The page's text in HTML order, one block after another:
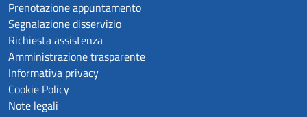
Prenotazione appuntamento
Segnalazione disservizio
Richiesta assistenza
Amministrazione trasparente
Informativa privacy
Cookie Policy
Note legali